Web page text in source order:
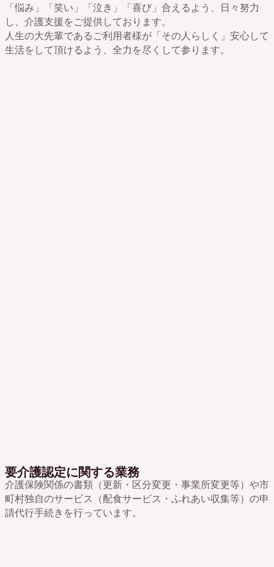
「悩み」「笑い」「泣き」「喜び」合えるよう、日々努力
し、介護支援をご提供しております。
人生の大先輩であるご利用者様が「その人らしく」安心して
生活をして頂けるよう、全力を尽くして参ります。
要介護認定に関する業務
介護保険関係の書類（更新・区分変更・事業所変更等）や市
町村独自のサービス（配食サービス・ふれあい収集等）の申
請代行手続きを行っています。